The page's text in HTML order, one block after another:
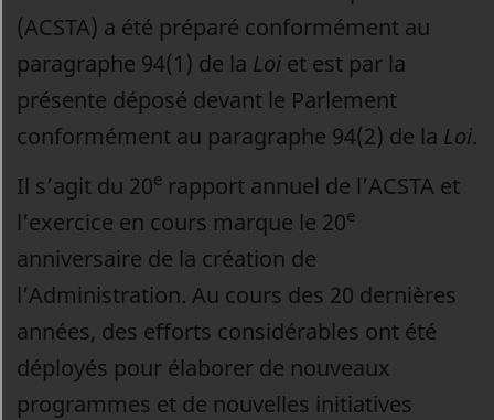
(ACSTA) a été préparé conformément au
paragraphe 94(1) de la Loi et est par la
présente déposé devant le Parlement
conformément au paragraphe 94(2) de la Loi.
Il s’agit du 20e rapport annuel de l’ACSTA et
l’exercice en cours marque le 20e
anniversaire de la création de
l’Administration. Au cours des 20 dernières
années, des efforts considérables ont été
déployés pour élaborer de nouveaux
programmes et de nouvelles initiatives